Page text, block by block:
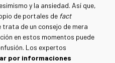
y la ansiedad. Así que,
de portales de fact
de un consejo de mera
en estos momentos puede
Los expertos
por informaciones